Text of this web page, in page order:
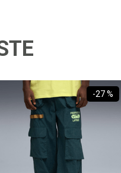
-27 %